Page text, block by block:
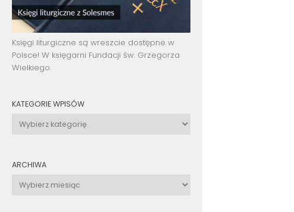
Księgi liturgiczne są wreszcie dostępne w
Polsce! W księgarni Fundacji św. Grzegorza
Wielkiego.
KATEGORIE WPISÓW
Kategorie
wpisów
ARCHIWA
Archiwa